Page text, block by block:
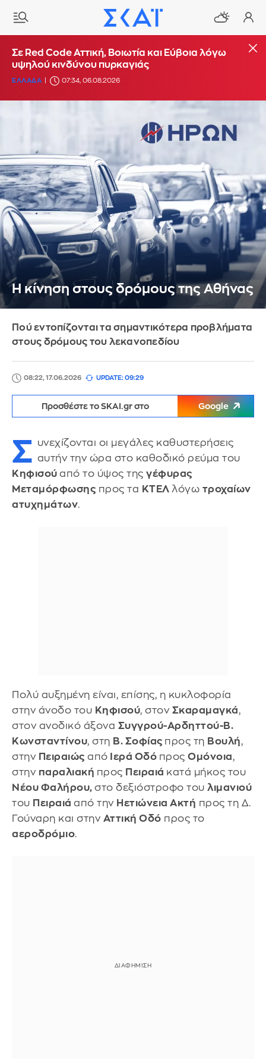
Σε Red Code Αττική, Βοιωτία και Εύβοια λόγω
υψηλού κινδύνου πυρκαγιάς
ΕΛΛΑΔΑ 07:34, 06.08.2026
Η κίνηση στους δρόμους της Αθήνας
Πού εντοπίζονται τα σημαντικότερα προβλήματα
στους δρόμους του λεκανοπεδίου
08:22, 17.06.2026 UPDATE: 09:29
Προσθέστε το SKAI.gr στο Google
Σ υνεχίζονται οι μεγάλες καθυστερήσεις
αυτήν την ώρα στο καθοδικό ρεύμα του
Κηφισού από το ύψος της γέφυρας
Μεταμόρφωσης προς τα ΚΤΕΛ λόγω τροχαίων
ατυχημάτων.
Πολύ αυξημένη είναι, επίσης, η κυκλοφορία
στην άνοδο του Κηφισού, στον Σκαραμαγκά,
στον ανοδικό άξονα Συγγρού-Αρδηττού-Β.
Κωνσταντίνου, στη Β. Σοφίας προς τη Βουλή,
στην Πειραιώς από Ιερά Οδό προς Ομόνοια,
στην παραλιακή προς Πειραιά κατά μήκος του
Νέου Φαλήρου, στο δεξιόστροφο του λιμανιού
του Πειραιά από την Ηετιώνεια Ακτή προς τη Δ.
Γούναρη και στην Αττική Οδό προς το
αεροδρόμιο.